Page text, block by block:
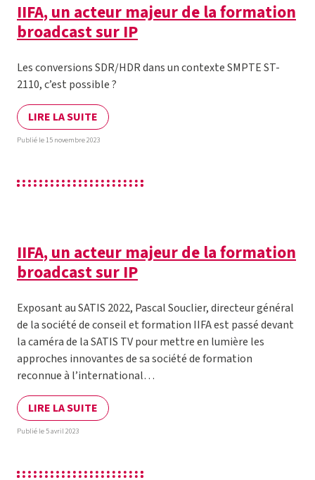
IIFA, un acteur majeur de la formation
broadcast sur IP
Les conversions SDR/HDR dans un contexte SMPTE ST-
2110, c’est possible ?
LIRE LA SUITE
Publié le 15 novembre 2023
IIFA, un acteur majeur de la formation
broadcast sur IP
Exposant au SATIS 2022, Pascal Souclier, directeur général
de la société de conseil et formation IIFA est passé devant
la caméra de la SATIS TV pour mettre en lumière les
approches innovantes de sa société de formation
reconnue à l’international…
LIRE LA SUITE
Publié le 5 avril 2023